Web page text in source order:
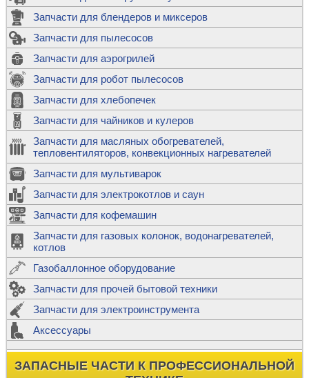
Запчасти для блендеров и миксеров
Запчасти для пылесосов
Запчасти для аэрогрилей
Запчасти для робот пылесосов
Запчасти для хлебопечек
Запчасти для чайников и кулеров
Запчасти для масляных обогревателей,
тепловентиляторов, конвекционных нагревателей
Запчасти для мультиварок
Запчасти для электрокотлов и саун
Запчасти для кофемашин
Запчасти для газовых колонок, водонагревателей,
котлов
Газобаллонное оборудование
Запчасти для прочей бытовой техники
Запчасти для электроинструмента
Аксессуары
ЗАПАСНЫЕ ЧАСТИ К ПРОФЕССИОНАЛЬНОЙ